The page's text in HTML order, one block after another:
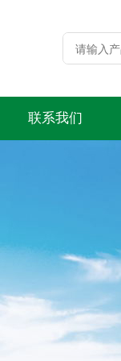
联系我们